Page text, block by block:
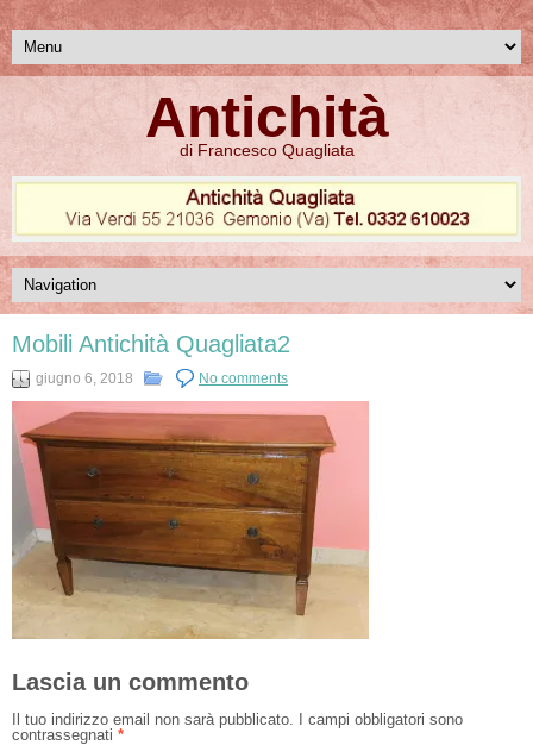
Antichità
di Francesco Quagliata
Mobili Antichità Quagliata2
giugno 6, 2018 No comments
Lascia un commento
Il tuo indirizzo email non sarà pubblicato.
I campi obbligatori sono
contrassegnati *